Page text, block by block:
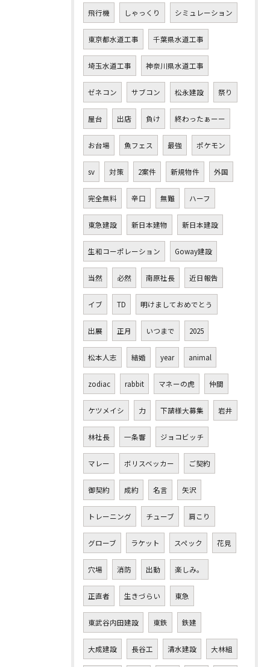
飛行機 しゃっくり シミュレーション
東京都水道工事 千葉県水道工事
埼玉水道工事 神奈川県水道工事
ゼネコン サブコン 松永建設 祭り
屋台 出店 負け 終わったぁーー
お台場 魚フェス 最強 ポケモン
sv 対策 2案件 新規物件 外国
完全無料 辛口 無難 ハーフ
東急建設 新日本建物 新日本建設
生和コーポレーション Goway建設
当然 必然 南原社長 近日報告
イブ TD 明けましておめでとう
出展 正月 いつまで 2025
松本人志 結婚 year animal
zodiac rabbit マネーの虎 仲間
ケツメイシ 力 下請様大募集 岩井
林社長 一条響 ジョコビッチ
マレー ボリスベッカー ご契約
御契約 成約 名言 矢沢
トレーニング チューブ 肩こり
グローブ ラケット スペック 花見
穴場 消防 出動 楽しみ。
正直者 生きづらい 東急
東武谷内田建設 東鉄 鉄建
大成建設 長谷工 清水建設 大林組